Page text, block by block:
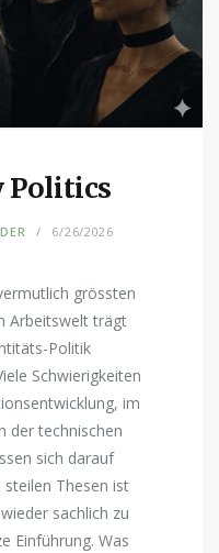
Politics
6/26/2026
grössten
Arbeitswelt trägt
Politik
Schwierigkeiten
im
der technischen
sich darauf
steilen Thesen ist
sachlich zu
Einführung. Was